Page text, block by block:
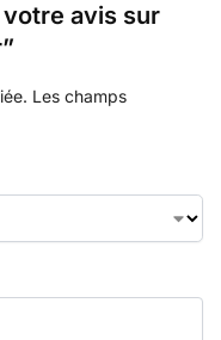
avis sur
Les champs